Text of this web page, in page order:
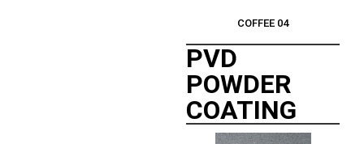
COFFEE 04
PVD
POWDER
COATING